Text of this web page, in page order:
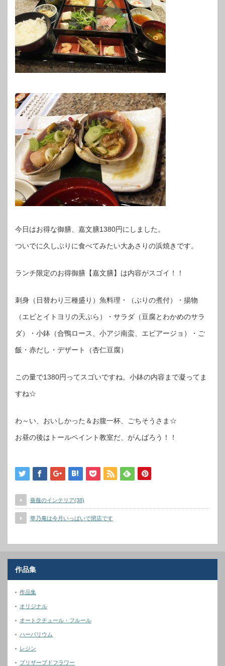
今日はお得な御膳、嘉文膳1380円にしました。
ついでに久しぶりに食べてみたい大あさりの浜焼きです。
ランチ限定のお得御膳【嘉文膳】は内容がスゴイ！！
刺身（日替わり三種盛り）魚料理・（ぶりの煮付）・揚物
（エビとイトヨリの天ぷら）・サラダ（豆腐とわかめのサラ
ダ）・小鉢（合鴨ロース、小アジ南蛮、エビアージョ）・ご
飯・赤だし・デザート（杏仁豆腐）
この量で1380円ってスゴいですね。小鉢の内容まで凝ってま
すね☆
わ～い、おいしかった＆お腹一杯、ごちそうさま☆
お昼の後はトールペイント教室だ、がんばろう！！
薔薇のインテリア(38)
華乃庵は今月いっぱいで閉店です
作品集
作品集
オリジナル
オートクチュール・フルール
ハーバリウム
レジン
プリザーブドフラワー